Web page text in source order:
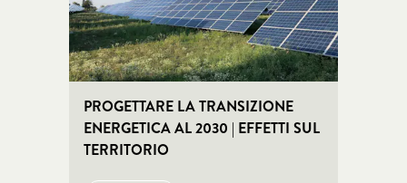
PROGETTARE LA TRANSIZIONE
ENERGETICA AL 2030 | EFFETTI SUL
TERRITORIO